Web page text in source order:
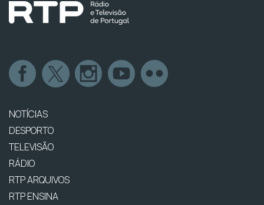
NOTÍCIAS
DESPORTO
TELEVISÃO
RÁDIO
RTP ARQUIVOS
RTP ENSINA